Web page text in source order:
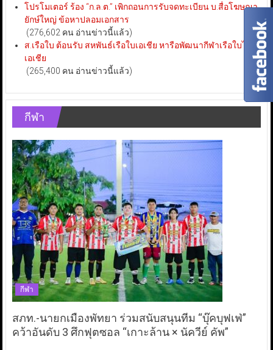
โปรโมเตอร์ ร้อง “ก.ล.ต.” เพิกถอนการรับจดทะเบียน บ.สื่อโฆษณา
ยักษ์ใหญ่ ข้อหาปลอมเอกสาร
(276,602 คน อ่านข่าวนี้แล้ว)
ส.เรือใบ ต้อนรับ สหพันธ์เรือใบเอเชีย หารือพัฒนากีฬาเรือใบไทย-
เอเชีย
(265,400 คน อ่านข่าวนี้แล้ว)
กีฬา
กีฬา
สภท.-นายกเมืองพัทยา ร่วมสนับสนุนทีม “บุ๊คบุฟเฟ่”
คว้าอันดับ 3 ศึกฟุตซอล “เกาะล้าน × นัควีย์ คัพ”